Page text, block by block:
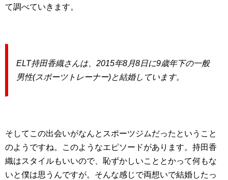
て調べていきます。
ELT持田香織さんは、2015年8月8日に9歳年下の一般
男性(スポーツトレーナー)と結婚しています。
そしてこの出会いがなんとスポーツジムだったということ
のようですね。このようなエピソードがあります。持田香
織はスタイルもいいので、恥ずかしいこととかって何もな
いと僕は思うんですが。そんな感じで両想いで結婚したっ